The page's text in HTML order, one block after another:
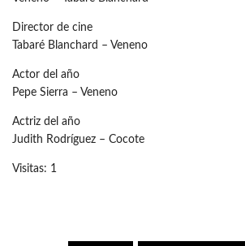
Director de cine
Tabaré Blanchard – Veneno
Actor del año
Pepe Sierra – Veneno
Actriz del año
Judith Rodríguez – Cocote
Visitas: 1